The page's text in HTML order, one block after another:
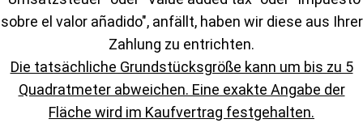
sobre el valor añadido", anfällt, haben wir diese aus Ihrer
Zahlung zu entrichten.
Die tatsächliche Grundstücksgröße kann um bis zu 5
Quadratmeter abweichen. Eine exakte Angabe der
Fläche wird im Kaufvertrag festgehalten.